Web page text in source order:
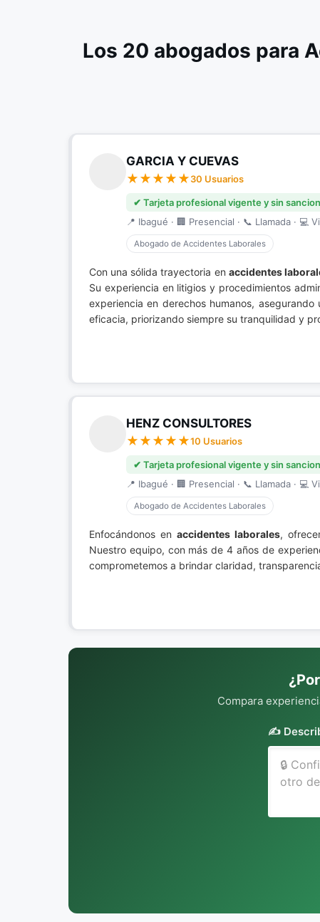
Los 20 abogados para
GARCIA Y CUEVAS
30 Usuarios
✔ Tarjeta profesional vigente y sin
📍 Ibagué · 🏢 Presencial · 📞 Llamada · 💻
Abogado de Accidentes Laborales
Con una sólida trayectoria en accidentes
Su experiencia en litigios y procedimientos
experiencia en derechos humanos,
eficacia, priorizando siempre su tranquilidad y
HENZ CONSULTORES
10 Usuarios
✔ Tarjeta profesional vigente y sin
📍 Ibagué · 🏢 Presencial · 📞 Llamada · 💻
Abogado de Accidentes Laborales
Enfocándonos en accidentes laborales,
Nuestro equipo, con más de 4 años de
comprometemos a brindar claridad,
Compara
✍️